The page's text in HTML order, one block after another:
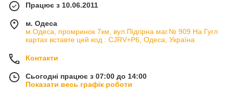
Працює з 10.06.2011
м. Одеса
м.Одеса, промринок 7км, вул.Підгірна маг.№ 909 На Гугл
картах вставте цей код : CJRV+P6, Одеса, Україна
Контакти
Сьогодні працює з 07:00 до 14:00
Показати весь графік роботи